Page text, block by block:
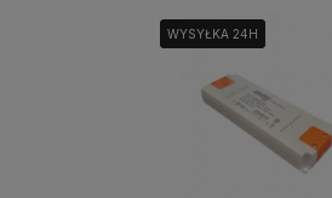
WYSYŁKA 24H
WYSYŁKA 24H